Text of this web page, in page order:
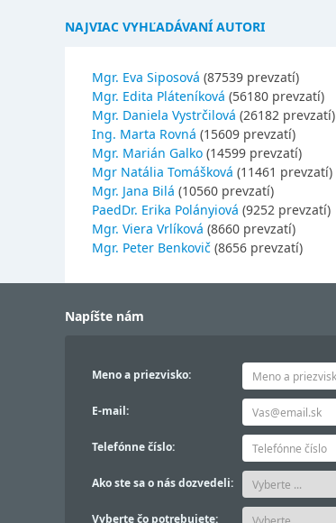
NAJVIAC VYHĽADÁVANÍ AUTORI
Mgr. Eva Siposová (87539 prevzatí)
Mgr. Edita Pláteníková (56180 prevzatí)
Mgr. Daniela Vystrčilová (26182 prevzatí)
Ing. Marta Rovná (15609 prevzatí)
Mgr. Marián Galko (14599 prevzatí)
Mgr Natália Tomášková (11461 prevzatí)
Mgr. Jana Bilá (10560 prevzatí)
PaedDr. Erika Polányiová (9252 prevzatí)
Mgr. Viera Vrlíková (8660 prevzatí)
Mgr. Peter Benkovič (8656 prevzatí)
Napíšte nám
Meno a priezvisko:
E-mail:
Telefónne číslo:
Ako ste sa o nás dozvedeli:
Vyberte čo potrebujete: